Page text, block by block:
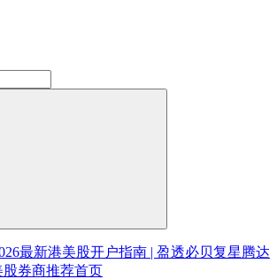
最新港美股开户指南 | 盈透必贝复星腾达
股券商推荐首页